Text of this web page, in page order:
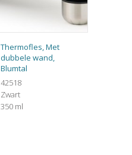
Thermofles, Met
dubbele wand,
Blumtal
42518
Zwart
350 ml